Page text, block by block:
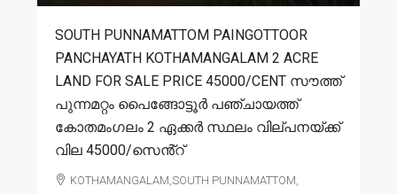
SOUTH PUNNAMATTOM PAINGOTTOOR
PANCHAYATH KOTHAMANGALAM 2 ACRE
LAND FOR SALE PRICE 45000/CENT സൗത്ത്
പുന്നമറ്റം പൈങ്ങോട്ടൂർ പഞ്ചായത്ത്
കോതമംഗലം 2 ഏക്കർ സ്ഥലം വില്പനയ്ക്ക്
വില 45000/സെൻ്റ്
KOTHAMANGALAM,SOUTH PUNNAMATTOM,